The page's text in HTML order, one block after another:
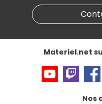
Informations légales
Données personnelles
Accessibilité : non
Materiel.net
Nos